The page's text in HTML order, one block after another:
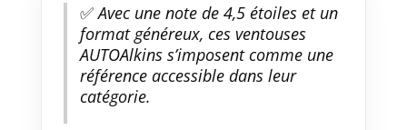
✅Avec une note de 4,5 étoiles et un
format généreux, ces ventouses
AUTOAlkins s’imposent comme une
référence accessible dans leur
catégorie.